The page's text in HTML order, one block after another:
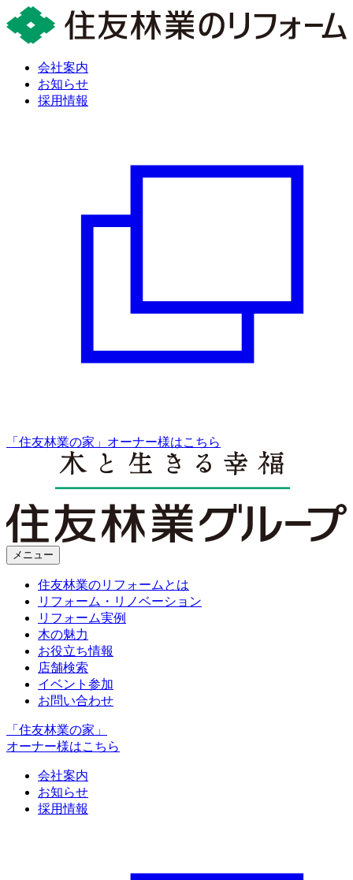
会社案内
お知らせ
採用情報
「住友林業の家」オーナー様はこちら
メニュー
住友林業のリフォームとは
リフォーム・リノベーション
リフォーム実例
木の魅力
お役立ち情報
店舗検索
イベント参加
お問い合わせ
「住友林業の家」
オーナー様はこちら
会社案内
お知らせ
採用情報